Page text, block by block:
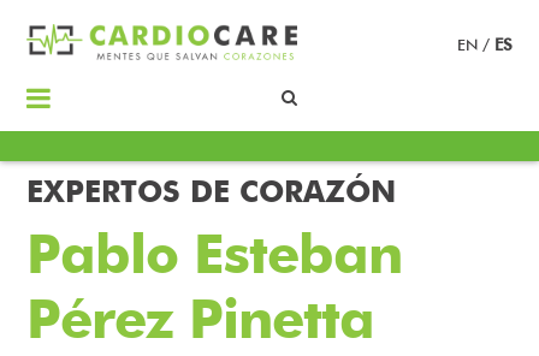
EN / ES
EXPERTOS DE CORAZÓN
Pablo Esteban
Pérez Pinetta